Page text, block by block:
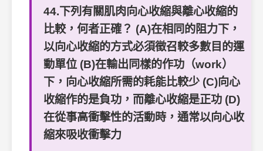
44.下列有關肌肉向心收縮與離心收縮的
比較，何者正確？ (A)在相同的阻力下，
以向心收縮的方式必須徵召較多數目的運
動單位 (B)在輸出同樣的作功（work）
下，向心收縮所需的耗能比較少 (C)向心
收縮作的是負功，而離心收縮是正功 (D)
在從事高衝擊性的活動時，通常以向心收
縮來吸收衝擊力